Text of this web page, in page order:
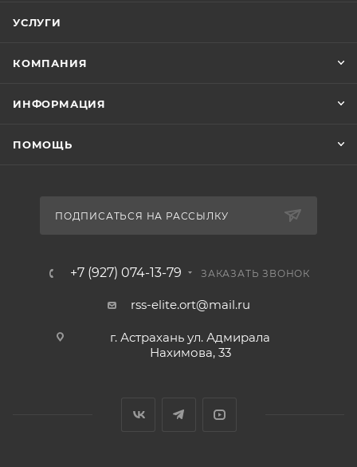
УСЛУГИ
КОМПАНИЯ
ИНФОРМАЦИЯ
ПОМОЩЬ
ПОДПИСАТЬСЯ НА РАССЫЛКУ
+7 (927) 074-13-79 ЗАКАЗАТЬ ЗВОНОК
rss-elite.ort@mail.ru
г. Астрахань ул. Адмирала
Нахимова, 33